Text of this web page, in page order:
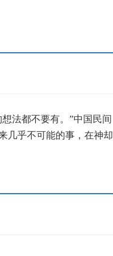
法都不要有。”中国民间
几乎不可能的事，在神却